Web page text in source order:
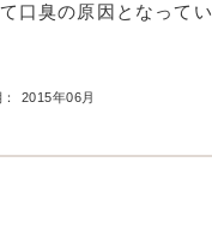
口臭の原因となって
2015年06月